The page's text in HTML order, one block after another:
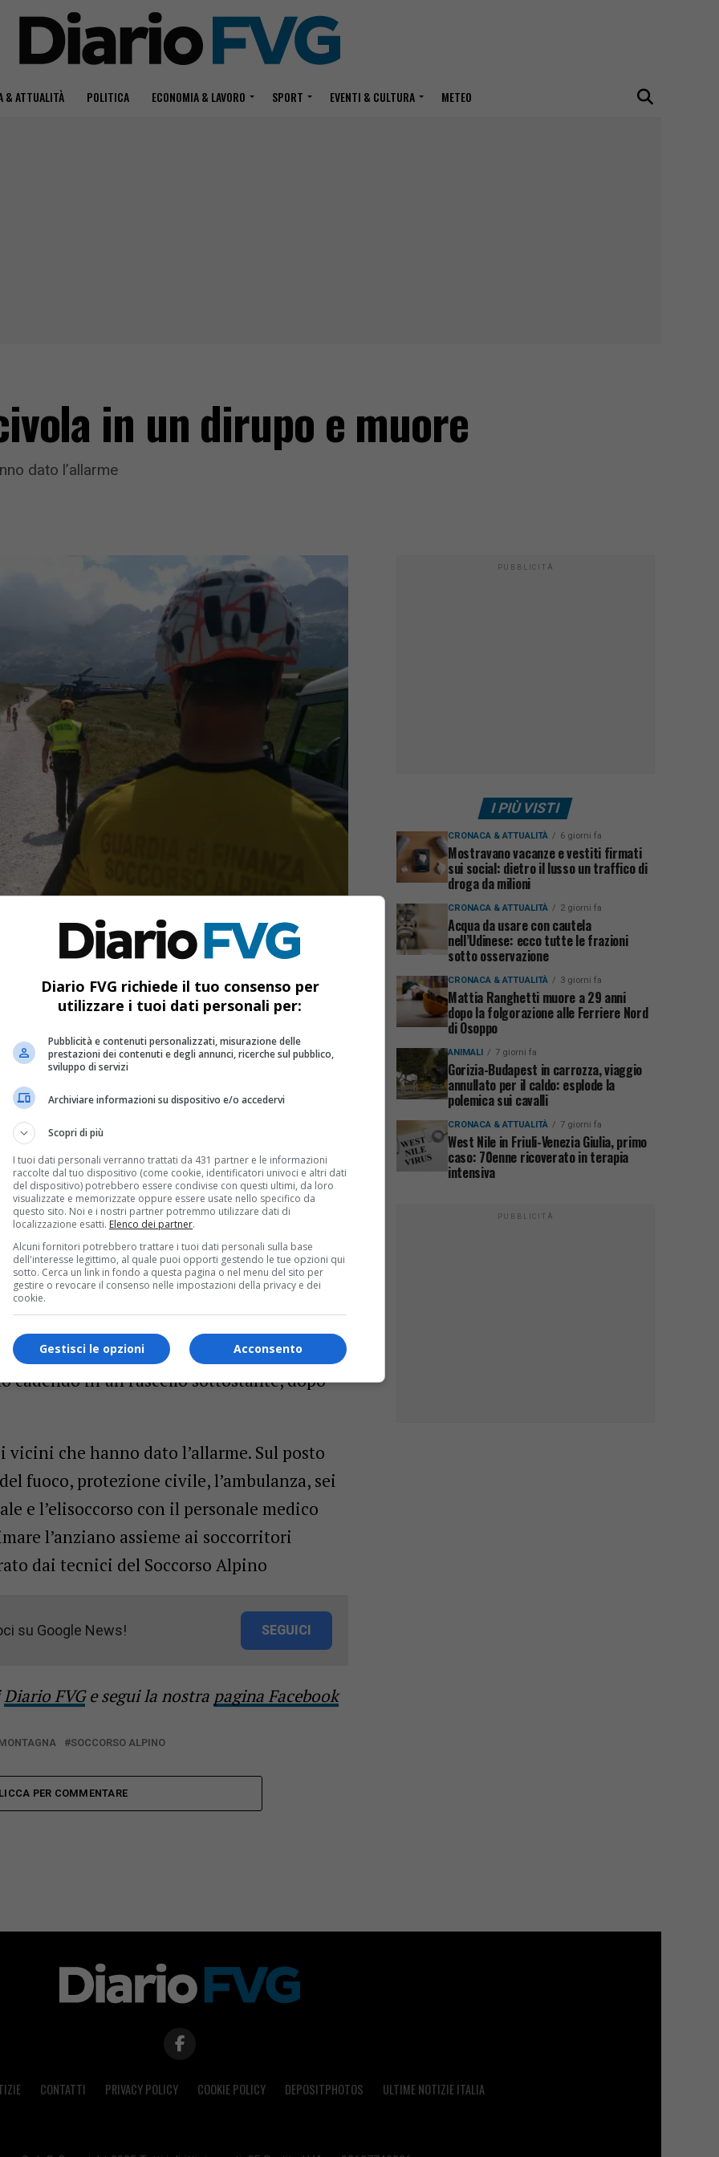
& ATTUALITÀ POLITICA ECONOMIA & LAVORO SPORT EVENTI & CULTURA METEO
in un dirupo e muore
dato l’allarme
Diario FVG come
preferita su Google
della sua proprietà. L’uomo
cadendo in un ruscello sottostante, dopo
che hanno dato l’allarme. Sul posto
fuoco, protezione civile, l’ambulanza, sei
e l’elisoccorso con il personale medico
l’anziano assieme ai soccorritori
dai tecnici del Soccorso Alpino
su Google News! SEGUICI
Diario FVGe segui la nostra pagina Facebook
SOCCORSO ALPINO
PER COMMENTARE
PUBBLICITÀ
I PIÙ VISTI
CRONACA & ATTUALITÀ 6 giorni fa
Mostravano vacanze e vestiti firmati
sui social: dietro il lusso un traffico di
droga da milioni
CRONACA & ATTUALITÀ 2 giorni fa
Acqua da usare con cautela
nell’Udinese: ecco tutte le frazioni
sotto osservazione
CRONACA & ATTUALITÀ 3 giorni fa
Mattia Ranghetti muore a 29 anni
dopo la folgorazione alle Ferriere Nord
di Osoppo
ANIMALI 7 giorni fa
Gorizia-Budapest in carrozza, viaggio
annullato per il caldo: esplode la
polemica sui cavalli
CRONACA & ATTUALITÀ 7 giorni fa
West Nile in Friuli-Venezia Giulia, primo
caso: 70enne ricoverato in terapia
intensiva
PUBBLICITÀ
CONTATTI PRIVACY POLICY COOKIE POLICY DEPOSITPHOTOS ULTIME NOTIZIE ITALIA
Diario FVG richiede il tuo consenso per
utilizzare i tuoi dati personali per:
Pubblicità e contenuti personalizzati, misurazione delle
prestazioni dei contenuti e degli annunci, ricerche sul pubblico,
sviluppo di servizi
Archiviare informazioni su dispositivo e/o accedervi
Scopri di più
I tuoi dati personali verranno trattati da 431 partner e le informazioni
raccolte dal tuo dispositivo (come cookie, identificatori univoci e altri dati
del dispositivo) potrebbero essere condivise con questi ultimi, da loro
visualizzate e memorizzate oppure essere usate nello specifico da
questo sito. Noi e i nostri partner potremmo utilizzare dati di
localizzazione esatti. Elenco dei partner.
Alcuni fornitori potrebbero trattare i tuoi dati personali sulla base
dell'interesse legittimo, al quale puoi opporti gestendo le tue opzioni qui
sotto. Cerca un link in fondo a questa pagina o nel menu del sito per
gestire o revocare il consenso nelle impostazioni della privacy e dei
cookie.
Acconsento
Gestisci le opzioni